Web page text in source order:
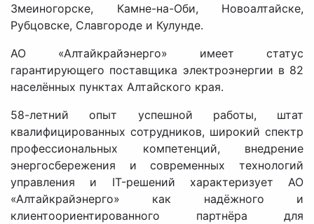
Змеиногорске, Камне-на-Оби, Новоалтайске,
Рубцовске, Славгороде и Кулунде.
АО «Алтайкрайэнерго» имеет статус
гарантирующего поставщика электроэнергии в 82
населённых пунктах Алтайского края.
58-летний опыт успешной работы, штат
квалифицированных сотрудников, широкий спектр
профессиональных компетенций, внедрение
энергосбережения и современных технологий
управления и IT-решений характеризует АО
«Алтайкрайэнерго» как надёжного и
клиентоориентированного партнёра для